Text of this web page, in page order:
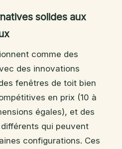
solides aux
comme des
des innovations
fenêtres de toit bien
en prix (10 à
égales), et des
qui peuvent
configurations. Ces